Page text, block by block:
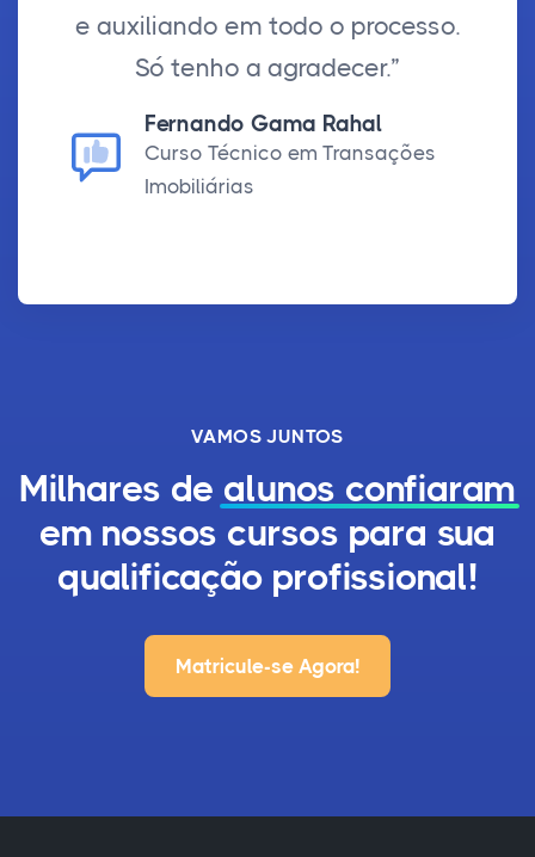
e auxiliando em todo o processo.
Só tenho a agradecer.”
Fernando Gama Rahal
Curso Técnico em Transações
Imobiliárias
VAMOS JUNTOS
Milhares de alunos confiaram
em nossos cursos para sua
qualificação profissional!
Matricule-se Agora!